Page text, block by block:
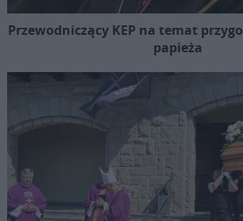
Przewodniczący KEP na temat
papieża